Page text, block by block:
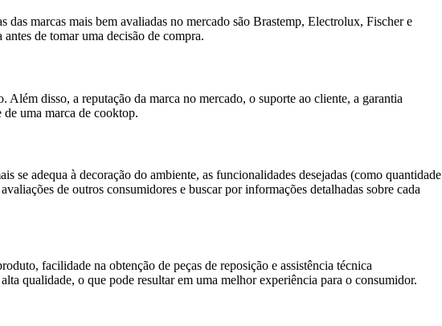
marcas mais bem avaliadas no mercado são Brastemp, Electrolux, Fischer e
de tomar uma decisão de compra.
disso, a reputação da marca no mercado, o suporte ao cliente, a garantia
uma marca de cooktop.
se adequa à decoração do ambiente, as funcionalidades desejadas (como quantidade
de outros consumidores e buscar por informações detalhadas sobre cada
facilidade na obtenção de peças de reposição e assistência técnica
qualidade, o que pode resultar em uma melhor experiência para o consumidor.